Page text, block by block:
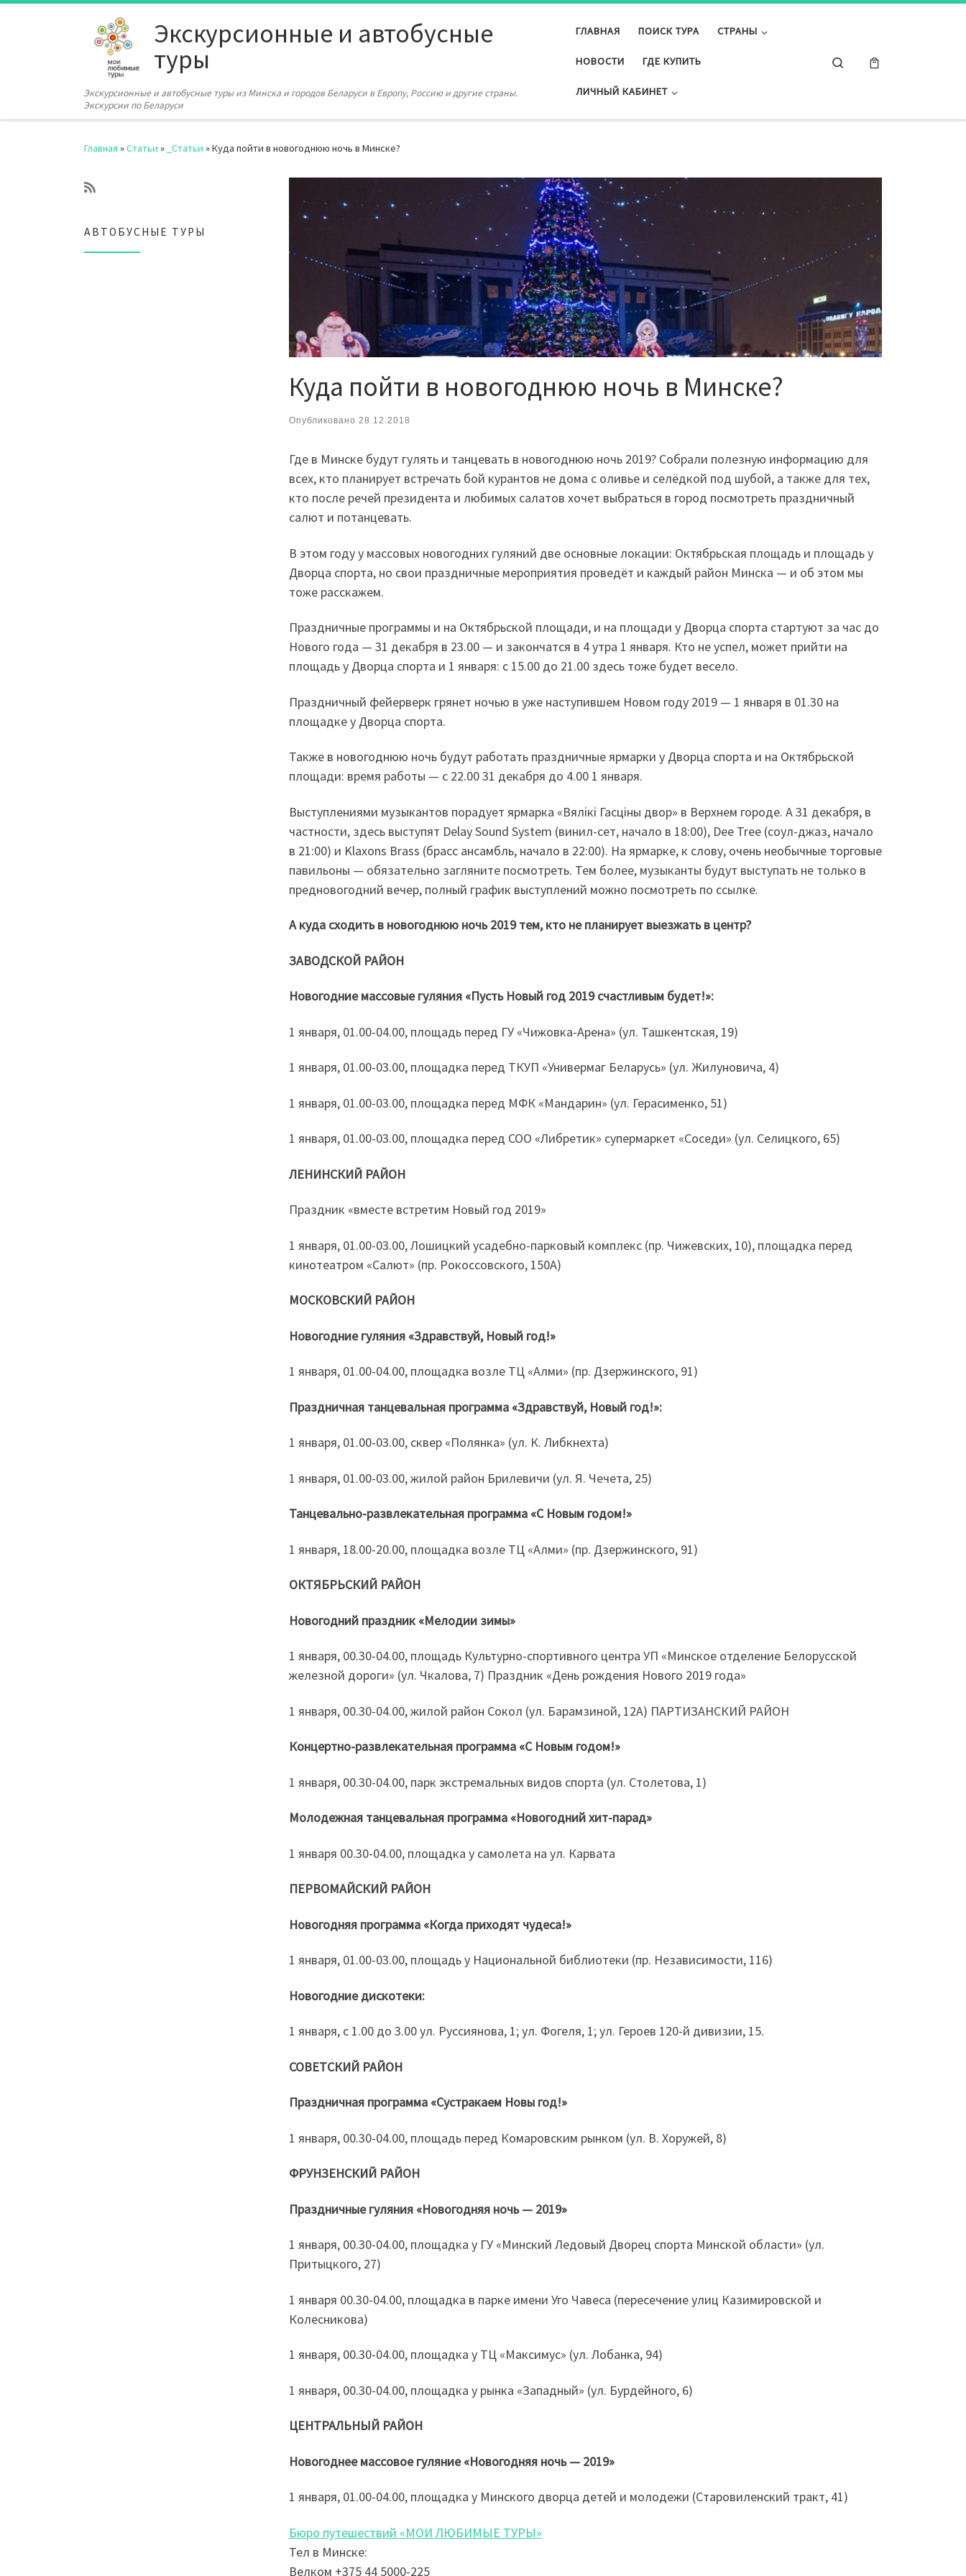
Перейти к содержимому
Экскурсионные и автобусные
туры
Экскурсионные и автобусные туры из Минска и городов Беларуси в Европу, Россию и другие страны.
Экскурсии по Беларуси
ГЛАВНАЯ ПОИСК ТУРА СТРАНЫ
НОВОСТИ ГДЕ КУПИТЬ
ЛИЧНЫЙ КАБИНЕТ
Search
Главная »Статьи » _Статьи »Куда пойти в новогоднюю ночь в Минске?
Куда пойти в новогоднюю ночь в Минске?
Опубликовано 28.12.2018
Где в Минске будут гулять и танцевать в новогоднюю ночь 2019? Собрали полезную информацию для
всех, кто планирует встречать бой курантов не дома с оливье и селёдкой под шубой, а также для тех,
кто после речей президента и любимых салатов хочет выбраться в город посмотреть праздничный
салют и потанцевать.
В этом году у массовых новогодних гуляний две основные локации: Октябрьская площадь и площадь у
Дворца спорта, но свои праздничные мероприятия проведёт и каждый район Минска — и об этом мы
тоже расскажем.
Праздничные программы и на Октябрьской площади, и на площади у Дворца спорта стартуют за час до
Нового года — 31 декабря в 23.00 — и закончатся в 4 утра 1 января. Кто не успел, может прийти на
площадь у Дворца спорта и 1 января: с 15.00 до 21.00 здесь тоже будет весело.
Праздничный фейерверк грянет ночью в уже наступившем Новом году 2019 — 1 января в 01.30 на
площадке у Дворца спорта.
Также в новогоднюю ночь будут работать праздничные ярмарки у Дворца спорта и на Октябрьской
площади: время работы — с 22.00 31 декабря до 4.00 1 января.
Выступлениями музыкантов порадует ярмарка «Вялікі Гасціны двор» в Верхнем городе. А 31 декабря, в
частности, здесь выступят Delay Sound System (винил-сет, начало в 18:00), Dee Tree (соул-джаз, начало
в 21:00) и Klaxons Brass (брасс ансамбль, начало в 22:00). На ярмарке, к слову, очень необычные торговые
павильоны — обязательно загляните посмотреть. Тем более, музыканты будут выступать не только в
предновогодний вечер, полный график выступлений можно посмотреть по ссылке.
А куда сходить в новогоднюю ночь 2019 тем, кто не планирует выезжать в центр?
ЗАВОДСКОЙ РАЙОН
Новогодние массовые гуляния «Пусть Новый год 2019 счастливым будет!»:
1 января, 01.00-04.00, площадь перед ГУ «Чижовка-Арена» (ул. Ташкентская, 19)
1 января, 01.00-03.00, площадка перед ТКУП «Универмаг Беларусь» (ул. Жилуновича, 4)
1 января, 01.00-03.00, площадка перед МФК «Мандарин» (ул. Герасименко, 51)
1 января, 01.00-03.00, площадка перед СОО «Либретик» супермаркет «Соседи» (ул. Селицкого, 65)
ЛЕНИНСКИЙ РАЙОН
Праздник «вместе встретим Новый год 2019»
1 января, 01.00-03.00, Лошицкий усадебно-парковый комплекс (пр. Чижевских, 10), площадка перед
кинотеатром «Салют» (пр. Рокоссовского, 150А)
МОСКОВСКИЙ РАЙОН
Новогодние гуляния «Здравствуй, Новый год!»
1 января, 01.00-04.00, площадка возле ТЦ «Алми» (пр. Дзержинского, 91)
Праздничная танцевальная программа «Здравствуй, Новый год!»:
1 января, 01.00-03.00, сквер «Полянка» (ул. К. Либкнехта)
1 января, 01.00-03.00, жилой район Брилевичи (ул. Я. Чечета, 25)
Танцевально-развлекательная программа «С Новым годом!»
1 января, 18.00-20.00, площадка возле ТЦ «Алми» (пр. Дзержинского, 91)
ОКТЯБРЬСКИЙ РАЙОН
Новогодний праздник «Мелодии зимы»
1 января, 00.30-04.00, площадь Культурно-спортивного центра УП «Минское отделение Белорусской
железной дороги» (ул. Чкалова, 7) Праздник «День рождения Нового 2019 года»
1 января, 00.30-04.00, жилой район Сокол (ул. Барамзиной, 12А) ПАРТИЗАНСКИЙ РАЙОН
Концертно-развлекательная программа «С Новым годом!»
1 января, 00.30-04.00, парк экстремальных видов спорта (ул. Столетова, 1)
Молодежная танцевальная программа «Новогодний хит-парад»
1 января 00.30-04.00, площадка у самолета на ул. Карвата
ПЕРВОМАЙСКИЙ РАЙОН
Новогодняя программа «Когда приходят чудеса!»
1 января, 01.00-03.00, площадь у Национальной библиотеки (пр. Независимости, 116)
Новогодние дискотеки:
1 января, с 1.00 до 3.00 ул. Руссиянова, 1; ул. Фогеля, 1; ул. Героев 120-й дивизии, 15.
СОВЕТСКИЙ РАЙОН
Праздничная программа «Сустракаем Новы год!»
1 января, 00.30-04.00, площадь перед Комаровским рынком (ул. В. Хоружей, 8)
ФРУНЗЕНСКИЙ РАЙОН
Праздничные гуляния «Новогодняя ночь — 2019»
1 января, 00.30-04.00, площадка у ГУ «Минский Ледовый Дворец спорта Минской области» (ул.
Притыцкого, 27)
1 января 00.30-04.00, площадка в парке имени Уго Чавеса (пересечение улиц Казимировской и
Колесникова)
1 января, 00.30-04.00, площадка у ТЦ «Максимус» (ул. Лобанка, 94)
1 января, 00.30-04.00, площадка у рынка «Западный» (ул. Бурдейного, 6)
ЦЕНТРАЛЬНЫЙ РАЙОН
Новогоднее массовое гуляние «Новогодняя ночь — 2019»
1 января, 01.00-04.00, площадка у Минского дворца детей и молодежи (Старовиленский тракт, 41)
Бюро путешествий «МОИ ЛЮБИМЫЕ ТУРЫ»
Тел в Минске:
Велком +375 44 5000-225
АВТОБУСНЫЕ ТУРЫ